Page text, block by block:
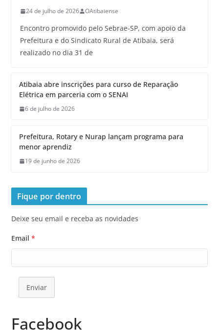
24 de julho de 2026 OAtibaiense
Encontro promovido pelo Sebrae-SP, com apoio da
Prefeitura e do Sindicato Rural de Atibaia, será
realizado no dia 31 de
Atibaia abre inscrições para curso de Reparação
Elétrica em parceria com o SENAI
6 de julho de 2026
Prefeitura, Rotary e Nurap lançam programa para
menor aprendiz
19 de junho de 2026
Fique por dentro
Deixe seu email e receba as novidades
Email *
Enviar
Facebook